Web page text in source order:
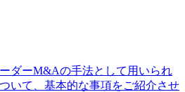
ダーM&Aの手法として用いられ
いて、基本的な事項をご紹介させ